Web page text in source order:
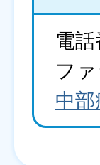
電
フ
中